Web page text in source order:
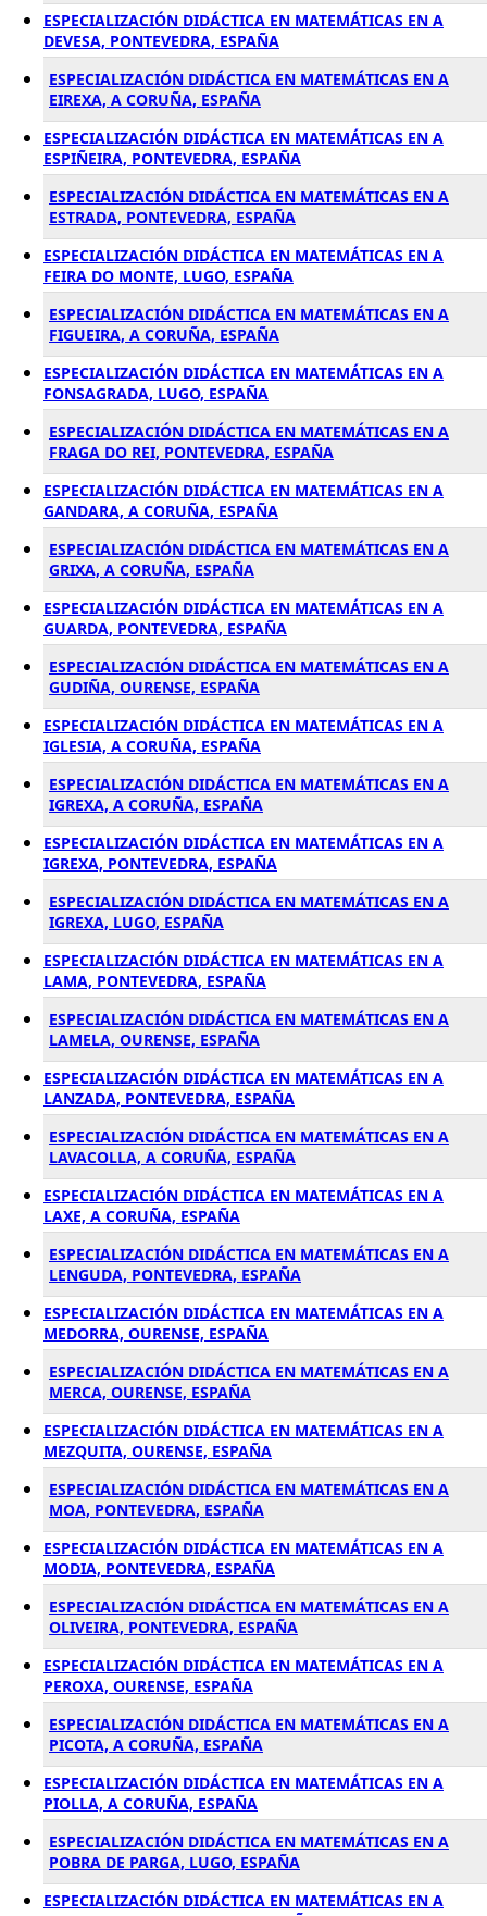
ESPECIALIZACIÓN DIDÁCTICA EN MATEMÁTICAS EN A
DEVESA, PONTEVEDRA, ESPAÑA
ESPECIALIZACIÓN DIDÁCTICA EN MATEMÁTICAS EN A
EIREXA, A CORUÑA, ESPAÑA
ESPECIALIZACIÓN DIDÁCTICA EN MATEMÁTICAS EN A
ESPIÑEIRA, PONTEVEDRA, ESPAÑA
ESPECIALIZACIÓN DIDÁCTICA EN MATEMÁTICAS EN A
ESTRADA, PONTEVEDRA, ESPAÑA
ESPECIALIZACIÓN DIDÁCTICA EN MATEMÁTICAS EN A
FEIRA DO MONTE, LUGO, ESPAÑA
ESPECIALIZACIÓN DIDÁCTICA EN MATEMÁTICAS EN A
FIGUEIRA, A CORUÑA, ESPAÑA
ESPECIALIZACIÓN DIDÁCTICA EN MATEMÁTICAS EN A
FONSAGRADA, LUGO, ESPAÑA
ESPECIALIZACIÓN DIDÁCTICA EN MATEMÁTICAS EN A
FRAGA DO REI, PONTEVEDRA, ESPAÑA
ESPECIALIZACIÓN DIDÁCTICA EN MATEMÁTICAS EN A
GANDARA, A CORUÑA, ESPAÑA
ESPECIALIZACIÓN DIDÁCTICA EN MATEMÁTICAS EN A
GRIXA, A CORUÑA, ESPAÑA
ESPECIALIZACIÓN DIDÁCTICA EN MATEMÁTICAS EN A
GUARDA, PONTEVEDRA, ESPAÑA
ESPECIALIZACIÓN DIDÁCTICA EN MATEMÁTICAS EN A
GUDIÑA, OURENSE, ESPAÑA
ESPECIALIZACIÓN DIDÁCTICA EN MATEMÁTICAS EN A
IGLESIA, A CORUÑA, ESPAÑA
ESPECIALIZACIÓN DIDÁCTICA EN MATEMÁTICAS EN A
IGREXA, A CORUÑA, ESPAÑA
ESPECIALIZACIÓN DIDÁCTICA EN MATEMÁTICAS EN A
IGREXA, PONTEVEDRA, ESPAÑA
ESPECIALIZACIÓN DIDÁCTICA EN MATEMÁTICAS EN A
IGREXA, LUGO, ESPAÑA
ESPECIALIZACIÓN DIDÁCTICA EN MATEMÁTICAS EN A
LAMA, PONTEVEDRA, ESPAÑA
ESPECIALIZACIÓN DIDÁCTICA EN MATEMÁTICAS EN A
LAMELA, OURENSE, ESPAÑA
ESPECIALIZACIÓN DIDÁCTICA EN MATEMÁTICAS EN A
LANZADA, PONTEVEDRA, ESPAÑA
ESPECIALIZACIÓN DIDÁCTICA EN MATEMÁTICAS EN A
LAVACOLLA, A CORUÑA, ESPAÑA
ESPECIALIZACIÓN DIDÁCTICA EN MATEMÁTICAS EN A
LAXE, A CORUÑA, ESPAÑA
ESPECIALIZACIÓN DIDÁCTICA EN MATEMÁTICAS EN A
LENGUDA, PONTEVEDRA, ESPAÑA
ESPECIALIZACIÓN DIDÁCTICA EN MATEMÁTICAS EN A
MEDORRA, OURENSE, ESPAÑA
ESPECIALIZACIÓN DIDÁCTICA EN MATEMÁTICAS EN A
MERCA, OURENSE, ESPAÑA
ESPECIALIZACIÓN DIDÁCTICA EN MATEMÁTICAS EN A
MEZQUITA, OURENSE, ESPAÑA
ESPECIALIZACIÓN DIDÁCTICA EN MATEMÁTICAS EN A
MOA, PONTEVEDRA, ESPAÑA
ESPECIALIZACIÓN DIDÁCTICA EN MATEMÁTICAS EN A
MODIA, PONTEVEDRA, ESPAÑA
ESPECIALIZACIÓN DIDÁCTICA EN MATEMÁTICAS EN A
OLIVEIRA, PONTEVEDRA, ESPAÑA
ESPECIALIZACIÓN DIDÁCTICA EN MATEMÁTICAS EN A
PEROXA, OURENSE, ESPAÑA
ESPECIALIZACIÓN DIDÁCTICA EN MATEMÁTICAS EN A
PICOTA, A CORUÑA, ESPAÑA
ESPECIALIZACIÓN DIDÁCTICA EN MATEMÁTICAS EN A
PIOLLA, A CORUÑA, ESPAÑA
ESPECIALIZACIÓN DIDÁCTICA EN MATEMÁTICAS EN A
POBRA DE PARGA, LUGO, ESPAÑA
ESPECIALIZACIÓN DIDÁCTICA EN MATEMÁTICAS EN A